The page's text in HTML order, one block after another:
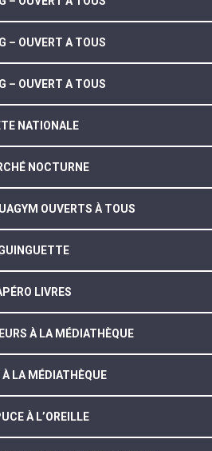
– OUVERT A TOUS
– OUVERT A TOUS
NATIONALE
NOCTURNE
OUVERTS À TOUS
LIVRES
À LA MÉDIATHÈQUE
À LA MÉDIATHÈQUE
À L’OREILLE